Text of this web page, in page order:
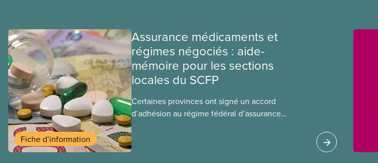
Fiche d’information
Assurance médicaments et
régimes négociés : aide-
mémoire pour les sections
locales du SCFP
Certaines provinces ont signé un accord
d’adhésion au régime fédéral d’assurance